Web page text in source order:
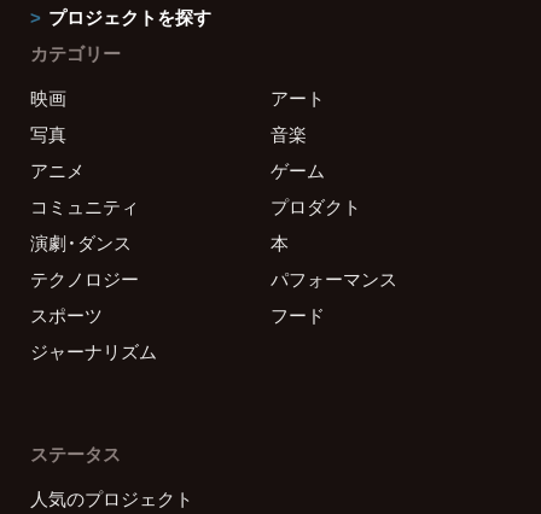
プロジェクトを探す
カテゴリー
映画
アート
写真
音楽
アニメ
ゲーム
コミュニティ
プロダクト
演劇・ダンス
本
テクノロジー
パフォーマンス
スポーツ
フード
ジャーナリズム
ステータス
人気のプロジェクト